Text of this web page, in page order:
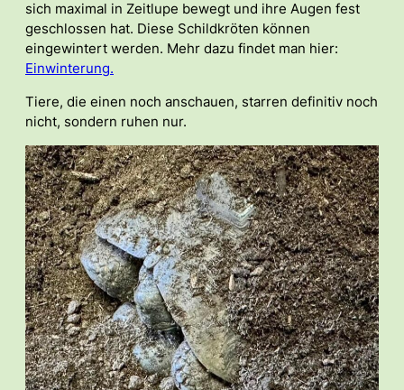
sich maximal in Zeitlupe bewegt und ihre Augen fest
geschlossen hat. Diese Schildkröten können
eingewintert werden. Mehr dazu findet man hier:
Einwinterung.
Tiere, die einen noch anschauen, starren definitiv noch
nicht, sondern ruhen nur.